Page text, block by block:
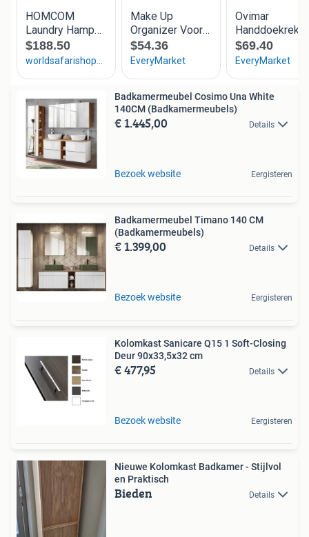
Badkamermeubel Cosimo Una White
140CM (Badkamermeubels)
€ 1.445,00 Details
Bezoek website Eergisteren
Badkamermeubel Timano 140 CM
(Badkamermeubels)
€ 1.399,00 Details
Bezoek website Eergisteren
Kolomkast Sanicare Q15 1 Soft-Closing
Deur 90x33,5x32 cm
€ 477,95 Details
Bezoek website Eergisteren
Nieuwe Kolomkast Badkamer - Stijlvol
en Praktisch
Bieden Details